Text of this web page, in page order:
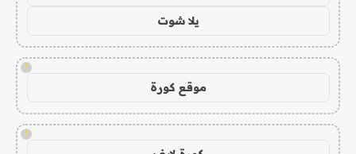
يلا شوت
!
موقع كورة
!